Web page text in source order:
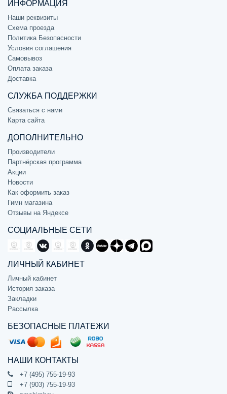
ИНФОРМАЦИЯ
Наши реквизиты
Схема проезда
Политика Безопасности
Условия соглашения
Самовывоз
Оплата заказа
Доставка
СЛУЖБА ПОДДЕРЖКИ
Связаться с нами
Карта сайта
ДОПОЛНИТЕЛЬНО
Производители
Партнёрская программа
Акции
Новости
Как оформить заказ
Гимн магазина
Отзывы на Яндексе
СОЦИАЛЬНЫЕ СЕТИ
ЛИЧНЫЙ КАБИНЕТ
Личный кабинет
История заказа
Закладки
Рассылка
БЕЗОПАСНЫЕ ПЛАТЕЖИ
НАШИ КОНТАКТЫ
+7 (495) 755-19-93
+7 (903) 755-19-93